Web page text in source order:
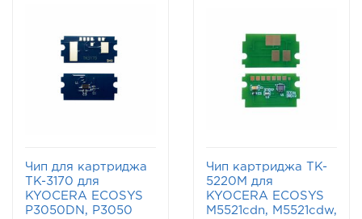
Чип для картриджа
TK-3170 для
KYOCERA ECOSYS
P3050DN, P3050
Чип картриджа TK-
5220M для
KYOCERA ECOSYS
M5521cdn, M5521cdw,